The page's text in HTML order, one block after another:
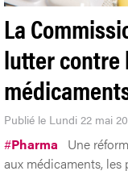
La
lutter contre
Publié le Lundi 22 mai
#Pharma
Une
aux médicaments, les